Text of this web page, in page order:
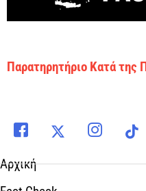
Παρατηρητήριο Κατά της
Αρχική